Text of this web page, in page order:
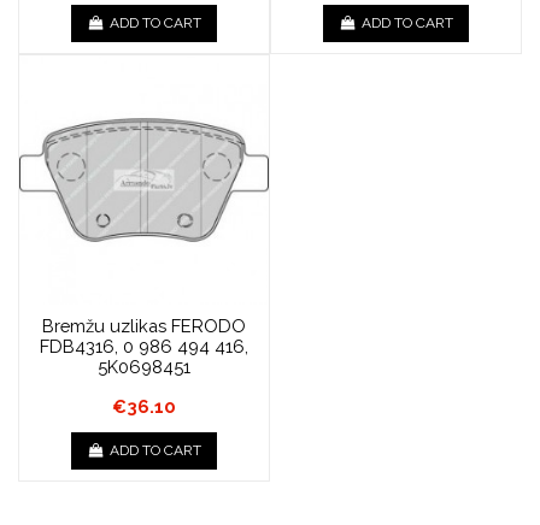
ADD TO CART ADD TO CART
Bremžu uzlikas FERODO
FDB4316, 0 986 494 416,
5K0698451
€36.10
ADD TO CART